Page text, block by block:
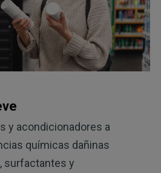
y acondicionadores a
químicas dañinas
surfactantes y